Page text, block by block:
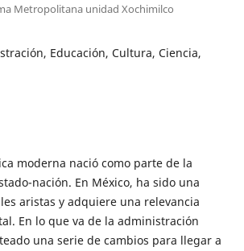
Metropolitana unidad Xochimilco
Educación, Cultura, Ciencia,
moderna nació como parte de la
nación. En México, ha sido una
aristas y adquiere una relevancia
En lo que va de la administración
una serie de cambios para llegar a